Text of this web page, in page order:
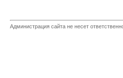
Администрация сайта не несет